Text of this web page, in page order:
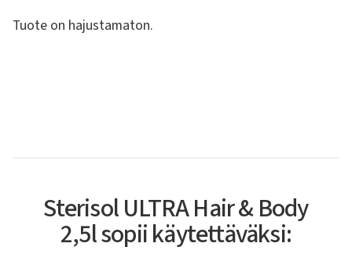
Tuote on hajustamaton.
Sterisol ULTRA Hair & Body
2,5l sopii käytettäväksi: